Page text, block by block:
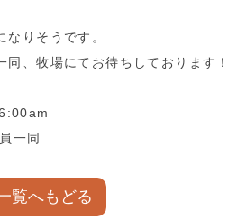
りそうです。
同、牧場にてお待ちしております！
一同
覧へもどる